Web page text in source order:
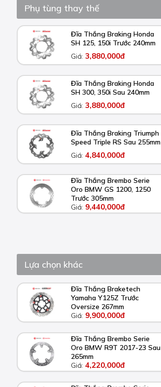
Phụ tùng thay thế
Đĩa Thắng Braking Honda
SH 125, 150i Trước 240mm
Giá:3,880,000đ
Đĩa Thắng Braking Honda
SH 300, 350i Sau 240mm
Giá:3,880,000đ
Đĩa Thắng Braking Triumph
Speed Triple RS Sau 255mm
Giá:4,840,000đ
Đĩa Thắng Brembo Serie
Oro BMW GS 1200, 1250
Trước 305mm
Giá: 9,440,000đ
Lựa chọn khác
Đĩa Thắng Braketech
Yamaha Y125Z Trước
Oversize 267mm
Giá: 9,900,000đ
Đĩa Thắng Brembo Serie
Oro BMW R9T 2017-23 Sau
265mm
Giá:4,220,000đ